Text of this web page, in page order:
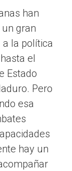
han
gran
la política
el
Estado
Pero
esa
hay un